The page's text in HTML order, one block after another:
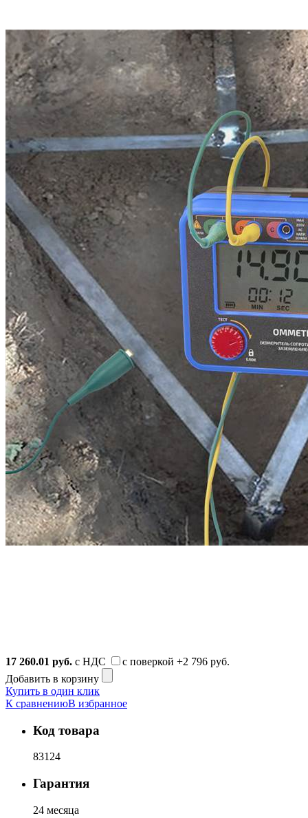
17 260.01 руб. с НДС с поверкой +2 796 руб.
Добавить в корзину
Купить в один клик
К сравнениюВ избранное
Код товара
83124
Гарантия
24 месяца